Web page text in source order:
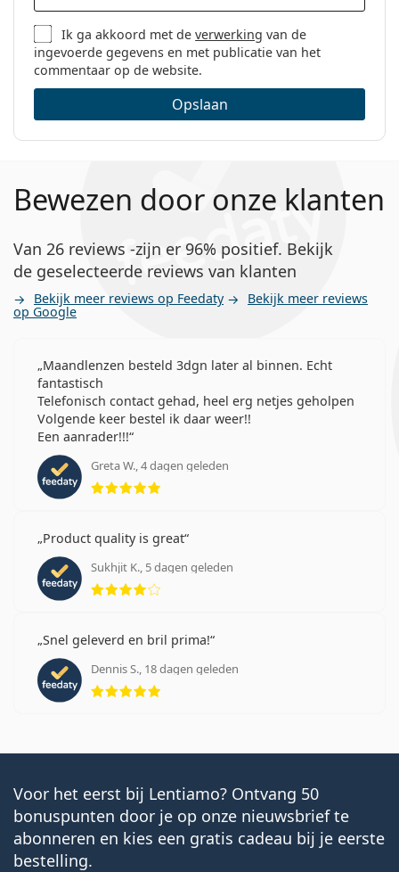
Ik ga akkoord met deverwerking van de
ingevoerde gegevens en met publicatie van het
commentaar op de website.
Opslaan
Bewezen door onze klanten
Van 26 reviews -zijn er 96% positief. Bekijk
de geselecteerde reviews van klanten
Bekijk meer reviews op Feedaty Bekijk meer reviews
op Google
Maandlenzen besteld 3dgn later al binnen. Echt
fantastisch
Telefonisch contact gehad, heel erg netjes geholpen
Volgende keer bestel ik daar weer!!
Een aanrader!!!
Greta W., 4 dagen geleden
Beoordeling 5 van 5
Product quality is great
Sukhjit K., 5 dagen geleden
Beoordeling 4 van 5
Snel geleverd en bril prima!
Dennis S., 18 dagen geleden
Beoordeling 5 van 5
Voor het eerst bij Lentiamo? Ontvang 50
bonuspunten door je op onze nieuwsbrief te
abonneren en kies een gratis cadeau bij je eerste
bestelling.